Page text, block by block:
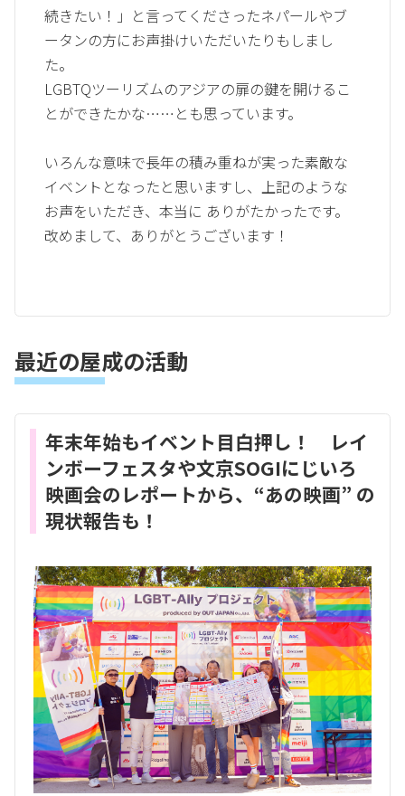
続きたい！」と言ってくださったネパールやブ
ータンの方にお声掛けいただいたりもしまし
た。
LGBTQツーリズムのアジアの扉の鍵を開けるこ
とができたかな……とも思っています。
いろんな意味で長年の積み重ねが実った素敵な
イベントとなったと思いますし、上記のような
お声をいただき、本当に ありがたかったです。
改めまして、ありがとうございます！
最近の屋成の活動
年末年始もイベント目白押し！ レイ
ンボーフェスタや文京SOGIにじいろ
映画会のレポートから、“あの映画” の
現状報告も！